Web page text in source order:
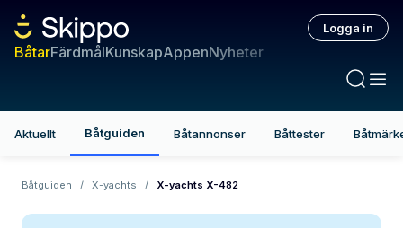
BåtarFärdmålKunskapAppenNyheter
Logga in
Aktuellt Båtguiden Båtannonser Båttester
Båtguiden / X-yachts / X-yachts X-482